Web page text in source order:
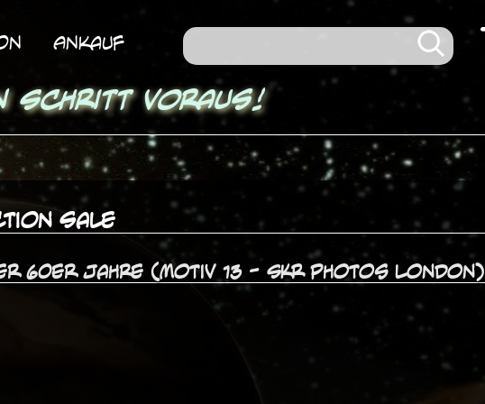
Ankauf
Schritt voraus!
Sale
Jahre (Motiv 13 - SKR Photos London)